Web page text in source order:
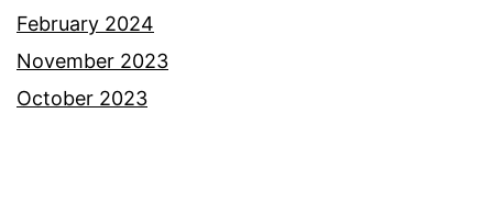
February 2024
November 2023
October 2023